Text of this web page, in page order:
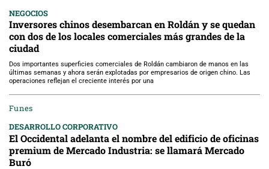
NEGOCIOS
Inversores chinos desembarcan en Roldán y se quedan
con dos de los locales comerciales más grandes de la
ciudad
Dos importantes superficies comerciales de Roldán cambiaron de manos en las
últimas semanas y ahora serán explotadas por empresarios de origen chino. Las
operaciones reflejan el creciente interés por una
Funes
DESARROLLO CORPORATIVO
El Occidental adelanta el nombre del edificio de oficinas
premium de Mercado Industria: se llamará Mercado
Buró